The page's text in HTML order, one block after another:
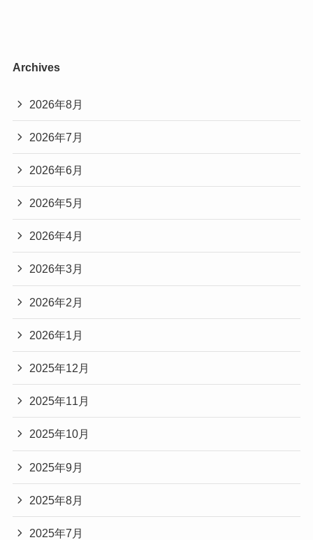
Archives
2026年8月
2026年7月
2026年6月
2026年5月
2026年4月
2026年3月
2026年2月
2026年1月
2025年12月
2025年11月
2025年10月
2025年9月
2025年8月
2025年7月